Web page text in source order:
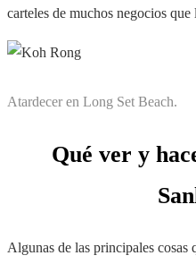
carteles de muchos negocios que
Atardecer en Long Set Beach.
Qué ver y
Algunas de las principales cosas